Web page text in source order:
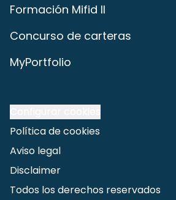
Formación Mifid II
Concurso de carteras
MyPortfolio
Política de cookies
Aviso legal
Disclaimer
Todos los derechos reservados